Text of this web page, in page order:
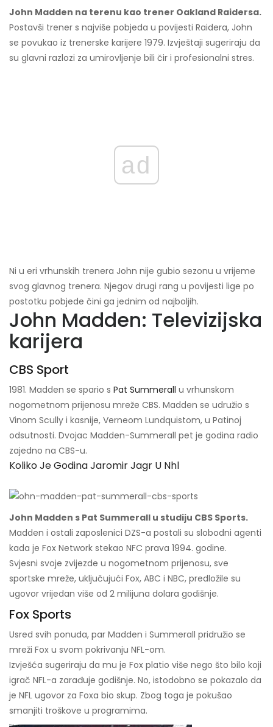
John Madden na terenu kao trener Oakland Raidersa.
Postavši trener s najviše pobjeda u povijesti Raidera, John
se povukao iz trenerske karijere 1979. Izvještaji sugeriraju da
su glavni razlozi za umirovljenje bili čir i profesionalni stres.
ad
Ni u eri vrhunskih trenera John nije gubio sezonu u vrijeme
svog glavnog trenera. Njegov drugi rang u povijesti lige po
postotku pobjede čini ga jednim od najboljih.
John Madden: Televizijska
karijera
CBS Sport
1981. Madden se spario s Pat Summerall u vrhunskom
nogometnom prijenosu mreže CBS. Madden se udružio s
Vinom Scully i kasnije, Verneom Lundquistom, u Patinoj
odsutnosti. Dvojac Madden-Summerall pet je godina radio
zajedno na CBS-u.
Koliko Je Godina Jaromir Jagr U Nhl
John Madden s Pat Summerall u studiju CBS Sports.
Madden i ostali zaposlenici DZS-a postali su slobodni agenti
kada je Fox Network stekao NFC prava 1994. godine.
Svjesni svoje zvijezde u nogometnom prijenosu, sve
sportske mreže, uključujući Fox, ABC i NBC, predložile su
ugovor vrijedan više od 2 milijuna dolara godišnje.
Fox Sports
Usred svih ponuda, par Madden i Summerall pridružio se
mreži Fox u svom pokrivanju NFL-om.
Izvješća sugeriraju da mu je Fox platio više nego što bilo koji
igrač NFL-a zarađuje godišnje. No, istodobno se pokazalo da
je NFL ugovor za Foxa bio skup. Zbog toga je pokušao
smanjiti troškove u programima.